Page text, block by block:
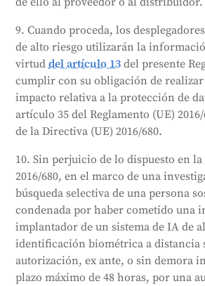
9. Cuando proceda, los
de alto riesgo utilizarán la
virtuddel artículo 13 del presente
cumplir con su obligación de
impacto relativa a la protección de
artículo 35 del Reglamento (UE)
de la Directiva (UE) 2016/680.
10. Sin perjuicio de lo dispuesto en
2016/680, en el marco de una
búsqueda selectiva de una persona
condenada por haber cometido una
implantador de un sistema de IA de
identificación biométrica a distancia
autorización, ex ante, o sin demora
plazo máximo de 48 horas, por una